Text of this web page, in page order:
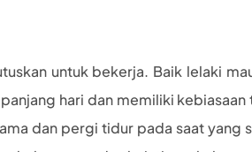
untuk bekerja. Baik lelaki
hari dan memiliki kebiasaan
dan pergi tidur pada saat yang